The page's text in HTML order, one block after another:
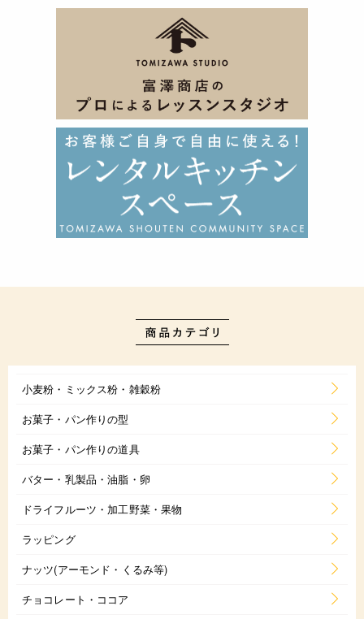
小麦粉・ミックス粉・雑穀粉
お菓子・パン作りの型
お菓子・パン作りの道具
バター・乳製品・油脂・卵
ドライフルーツ・加工野菜・果物
ラッピング
ナッツ(アーモンド・くるみ等)
チョコレート・ココア